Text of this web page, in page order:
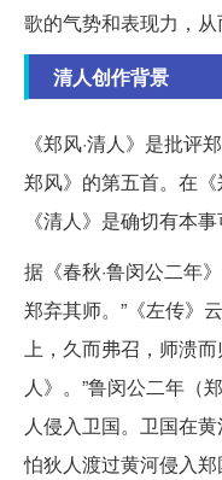
歌的气势和表现力，从
清人创作背景
《郑风·清人》是批评
郑风》的第五首。在
《清人》是确切有本事
据《春秋·鲁闵公二年
郑弃其师。”《左传》
上，久而弗召，师溃
人》。”鲁闵公二年（
人侵入卫国。卫国在
怕狄人渡过黄河侵入